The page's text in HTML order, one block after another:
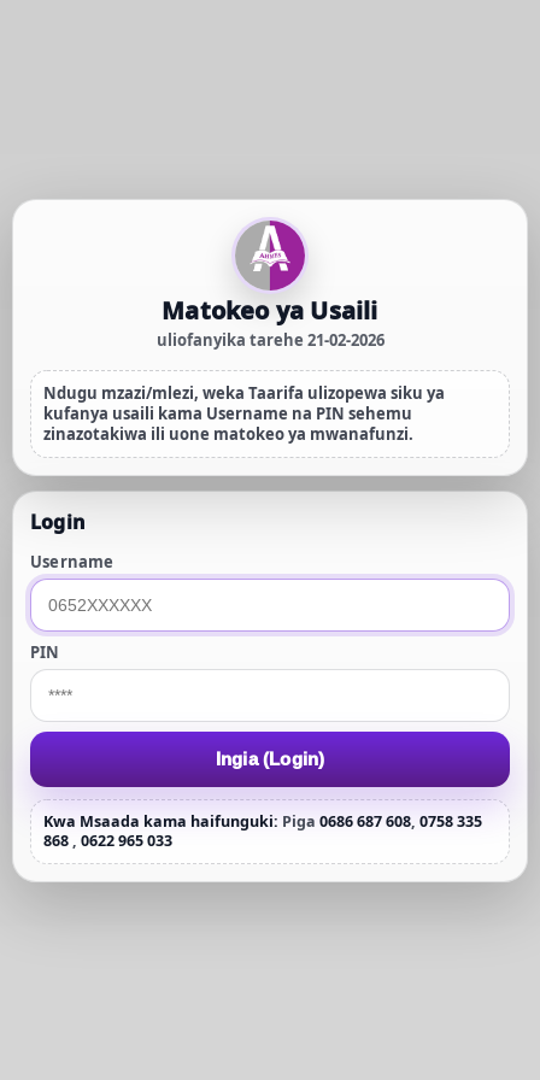
Matokeo ya Usaili
uliofanyika tarehe 21-02-2026
Ndugu mzazi/mlezi, weka Taarifa ulizopewa siku ya
kufanya usaili kama Username na PIN sehemu
zinazotakiwa ili uone matokeo ya mwanafunzi.
Login
Username
PIN
Ingia (Login)
Kwa Msaada kama haifunguki: Piga 0686 687 608, 0758 335
868 , 0622 965 033